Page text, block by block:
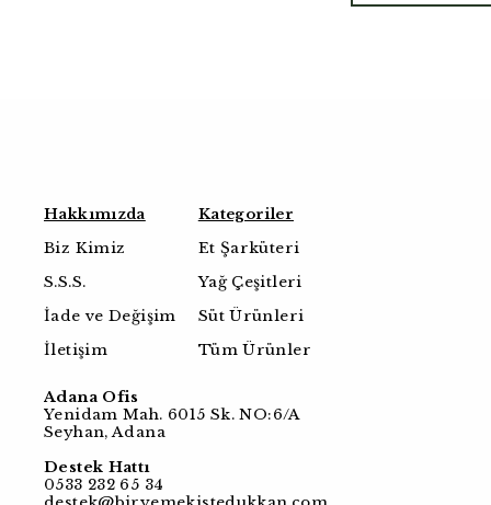
Hakkımızda
Biz Kimiz
S.S.S.
İade ve Değişim
İletişim
Kategoriler
Et Şarküteri
Yağ Çeşitleri
Süt Ürünleri
Tüm Ürünler
Adana Ofis
Yenidam Mah. 6015 Sk. NO:6/A
Seyhan, Adana
Destek Hattı
0533 232 65 34